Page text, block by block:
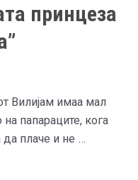
принцеза
Вилијам имаа мал
папараците, кога
плаче и не …